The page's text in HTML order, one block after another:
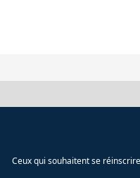
Ceux qui souhaitent se réinscrire